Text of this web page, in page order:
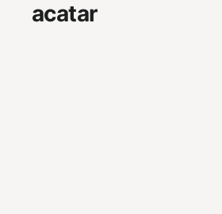
acatar